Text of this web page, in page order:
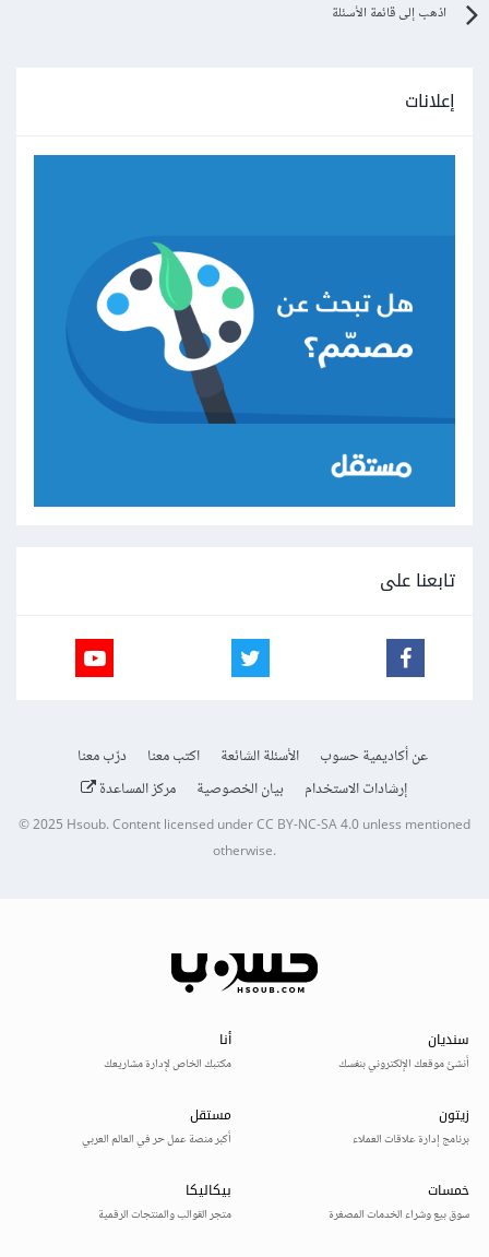
اذهب إلى قائمة الأسئلة
إعلانات
تابعنا على
عن أكاديمية حسوب الأسئلة الشائعة اكتب معنا
درّب معنا
إرشادات الاستخدام
بيان الخصوصية مركز المساعدة
© 2025Hsoub.Content licensed underCC BY-NC-SA 4.0unless mentioned
otherwise.